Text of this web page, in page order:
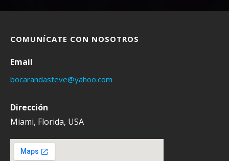
COMUNÍCATE CON NOSOTROS
Email
bocarandasteve@yahoo.com
Dirección
Miami, Florida, USA